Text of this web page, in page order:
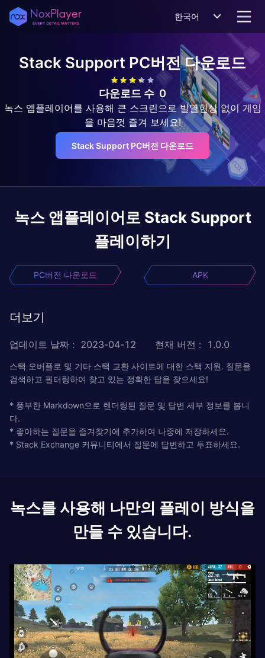
한국어
Stack Support PC버전 다운로드
다운로드 수 0
녹스 앱플레이어를 사용해 큰 스크린으로 발열현상 없이 게임
을 마음껏 즐겨 보세요!
Stack Support PC버전 다운로드
녹스 앱플레이어로 Stack Support
플레이하기
PC버전 다운로드 APK
더보기
업데이트 날짜 : 2023-04-12 현재 버전 : 1.0.0
스택 오버플로 및 기타 스택 교환 사이트에 대한 스택 지원. 질문을
검색하고 필터링하여 찾고 있는 정확한 답을 찾으세요!
* 풍부한 Markdown으로 렌더링된 질문 및 답변 세부 정보를 봅니
다.
* 좋아하는 질문을 즐겨찾기에 추가하여 나중에 저장하세요.
* Stack Exchange 커뮤니티에서 질문에 답변하고 투표하세요.
녹스를 사용해 나만의 플레이 방식을
만들 수 있습니다.